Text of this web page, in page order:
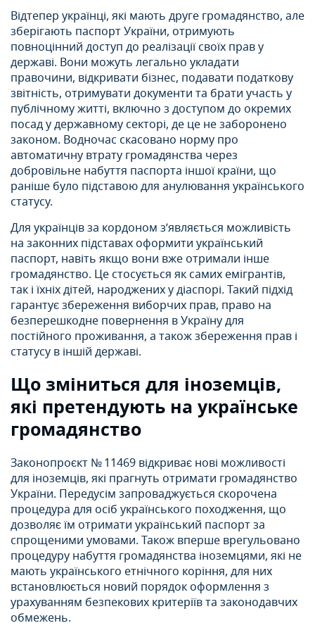
Відтепер українці, які мають друге громадянство, але
зберігають паспорт України, отримують
повноцінний доступ до реалізації своїх прав у
державі. Вони можуть легально укладати
правочини, відкривати бізнес, подавати податкову
звітність, отримувати документи та брати участь у
публічному житті, включно з доступом до окремих
посад у державному секторі, де це не заборонено
законом. Водночас скасовано норму про
автоматичну втрату громадянства через
добровільне набуття паспорта іншої країни, що
раніше було підставою для анулювання українського
статусу.
Для українців за кордоном з’являється можливість
на законних підставах оформити український
паспорт, навіть якщо вони вже отримали інше
громадянство. Це стосується як самих емігрантів,
так і їхніх дітей, народжених у діаспорі. Такий підхід
гарантує збереження виборчих прав, право на
безперешкодне повернення в Україну для
постійного проживання, а також збереження прав і
статусу в іншій державі.
Що зміниться для іноземців,
які претендують на українське
громадянство
Законопроєкт № 11469 відкриває нові можливості
для іноземців, які прагнуть отримати громадянство
України. Передусім запроваджується скорочена
процедура для осіб українського походження, що
дозволяє їм отримати український паспорт за
спрощеними умовами. Також вперше врегульовано
процедуру набуття громадянства іноземцями, які не
мають українського етнічного коріння, для них
встановлюється новий порядок оформлення з
урахуванням безпекових критеріїв та законодавчих
обмежень.